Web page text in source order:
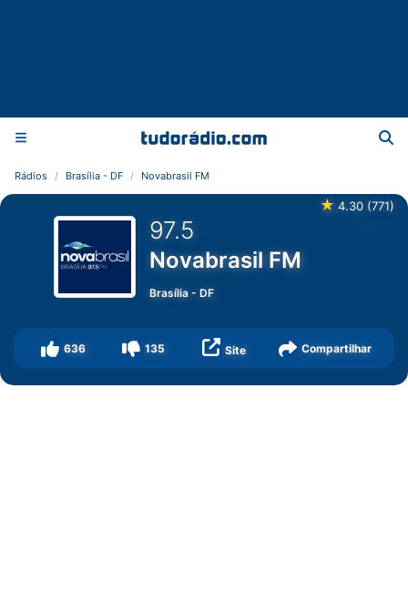
Rádios Brasília - DF Novabrasil FM
★ 4.30 (771)
97.5
Novabrasil FM
Brasília -DF
636 135 Site Compartilhar